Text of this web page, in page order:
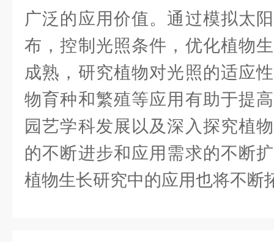
广泛的应用价值。通过模拟太
布，控制光照条件，优化植物
成熟，研究植物对光照的适应
物育种和繁殖等应用有助于提
园艺学科发展以及深入探究植
的不断进步和应用需求的不断
植物生长研究中的应用也将不断